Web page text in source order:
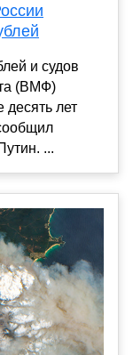
и судов
(ВМФ)
десять лет
...